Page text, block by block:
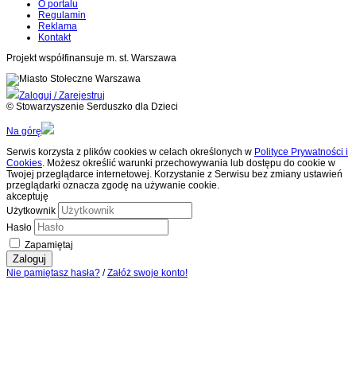
O portalu
Regulamin
Reklama
Kontakt
Projekt współfinansuje m. st. Warszawa
Zaloguj / Zarejestruj
© Stowarzyszenie Serduszko dla Dzieci
Na górę
Serwis korzysta z plików cookies w celach określonych w Polityce Prywatności i
Cookies. Możesz określić warunki przechowywania lub dostępu do cookie w
Twojej przeglądarce internetowej. Korzystanie z Serwisu bez zmiany ustawień
przeglądarki oznacza zgodę na używanie cookie.
akceptuję
Użytkownik
Hasło
Zapamiętaj
Zaloguj
Nie pamiętasz hasła? /Załóż swoje konto!